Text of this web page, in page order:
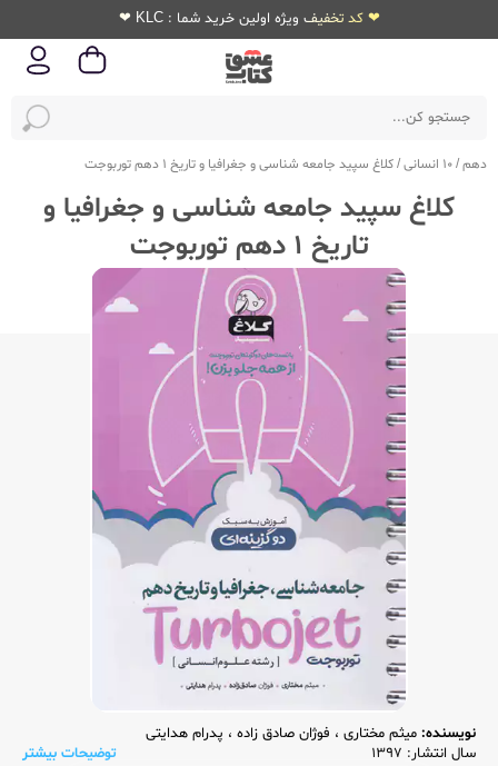
❤ کد تخفیف ویژه اولین خرید شما : KLC ❤
دهم/10 انسانی /کلاغ سپید جامعه شناسی و جغرافیا و تاریخ 1 دهم توربوجت
کلاغ سپید جامعه شناسی و جغرافیا و
تاریخ 1 دهم توربوجت
نویسنده: میثم مختاری ، فوژان صادق زاده ، پدرام هدایتی
سال انتشار: 1397
توضیحات بیشتر